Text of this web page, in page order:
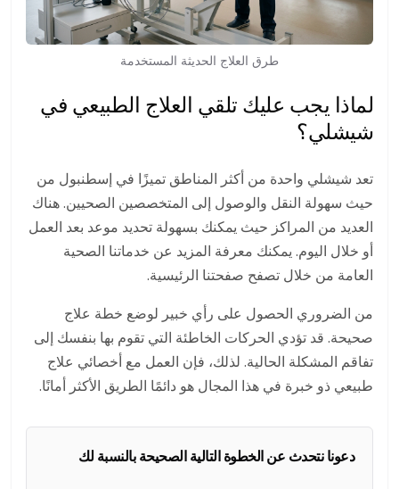
طرق العلاج الحديثة المستخدمة
لماذا يجب عليك تلقي العلاج الطبيعي في
شيشلي؟
تعد شيشلي واحدة من أكثر المناطق تميزًا في إسطنبول من
حيث سهولة النقل والوصول إلى المتخصصين الصحيين. هناك
العديد من المراكز حيث يمكنك بسهولة تحديد موعد بعد العمل
أو خلال اليوم. يمكنك معرفة المزيد عن خدماتنا الصحية
العامة من خلال تصفح صفحتنا الرئيسية.
من الضروري الحصول على رأي خبير لوضع خطة علاج
صحيحة. قد تؤدي الحركات الخاطئة التي تقوم بها بنفسك إلى
تفاقم المشكلة الحالية. لذلك، فإن العمل مع أخصائي علاج
طبيعي ذو خبرة في هذا المجال هو دائمًا الطريق الأكثر أمانًا.
دعونا نتحدث عن الخطوة التالية الصحيحة بالنسبة لك